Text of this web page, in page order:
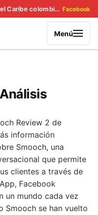
Marcha Digital · Noticias de Sucre y el Caribe colombiano Facebook
Menú
Review 2 de
información
Smooch, una
que permite
clientes a través de
Facebook
un mundo cada vez
Smooch se han vuelto